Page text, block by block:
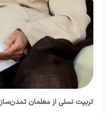
تربیت نسلی از معلمان تمدن‌ساز